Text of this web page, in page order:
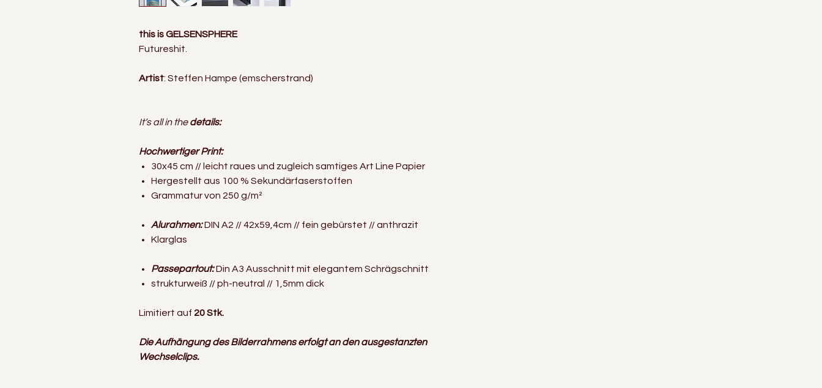
this is GELSENSPHERE
Futureshit.
Artist: Steffen Hampe (emscherstrand)
It‘s all in thedetails:
Hochwertiger Print:
30x45 cm // leicht raues und zugleich samtiges Art Line Papier
Hergestellt aus 100 % Sekundärfaserstoffen
Grammatur von 250 g/m²
Alurahmen:DIN A2 // 42x59,4cm // fein gebürstet // anthrazit
Klarglas
Passepartout:Din A3 Ausschnitt mit elegantem Schrägschnitt
strukturweiß // ph-neutral // 1,5mm dick
Limitiert auf 20 Stk.
Die Aufhängung des Bilderrahmens erfolgt an den ausgestanzten
Wechselclips.